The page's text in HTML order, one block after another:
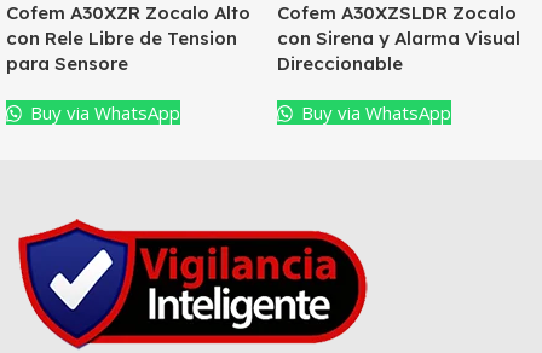
Cofem A30XZR Zocalo Alto
con Rele Libre de Tension
para Sensore
Buy via WhatsApp
Cofem A30XZSLDR Zocalo
con Sirena y Alarma Visual
Direccionable
Buy via WhatsApp